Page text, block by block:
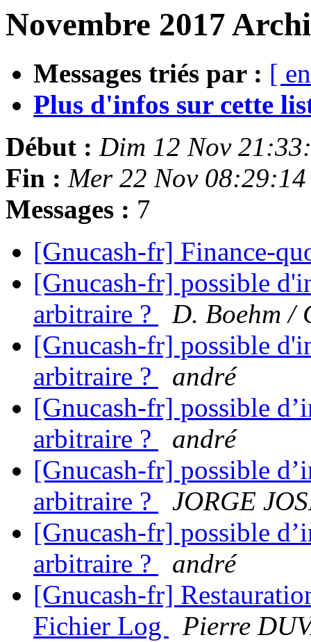
Novembre 2017
Messages triés par : [
Plus d'infos sur cette
Début : Dim 12 Nov
Fin : Mer 22 Nov 08:29:14
Messages : 7
[Gnucash-fr] Finance-
[Gnucash-fr] possible
arbitraire ?
D. Boehm /
[Gnucash-fr] possible
arbitraire ?
andré
[Gnucash-fr] possible
arbitraire ?
andré
[Gnucash-fr] possible
arbitraire ?
JORGE
[Gnucash-fr] possible
arbitraire ?
andré
[Gnucash-fr]
Fichier Log
Pierre